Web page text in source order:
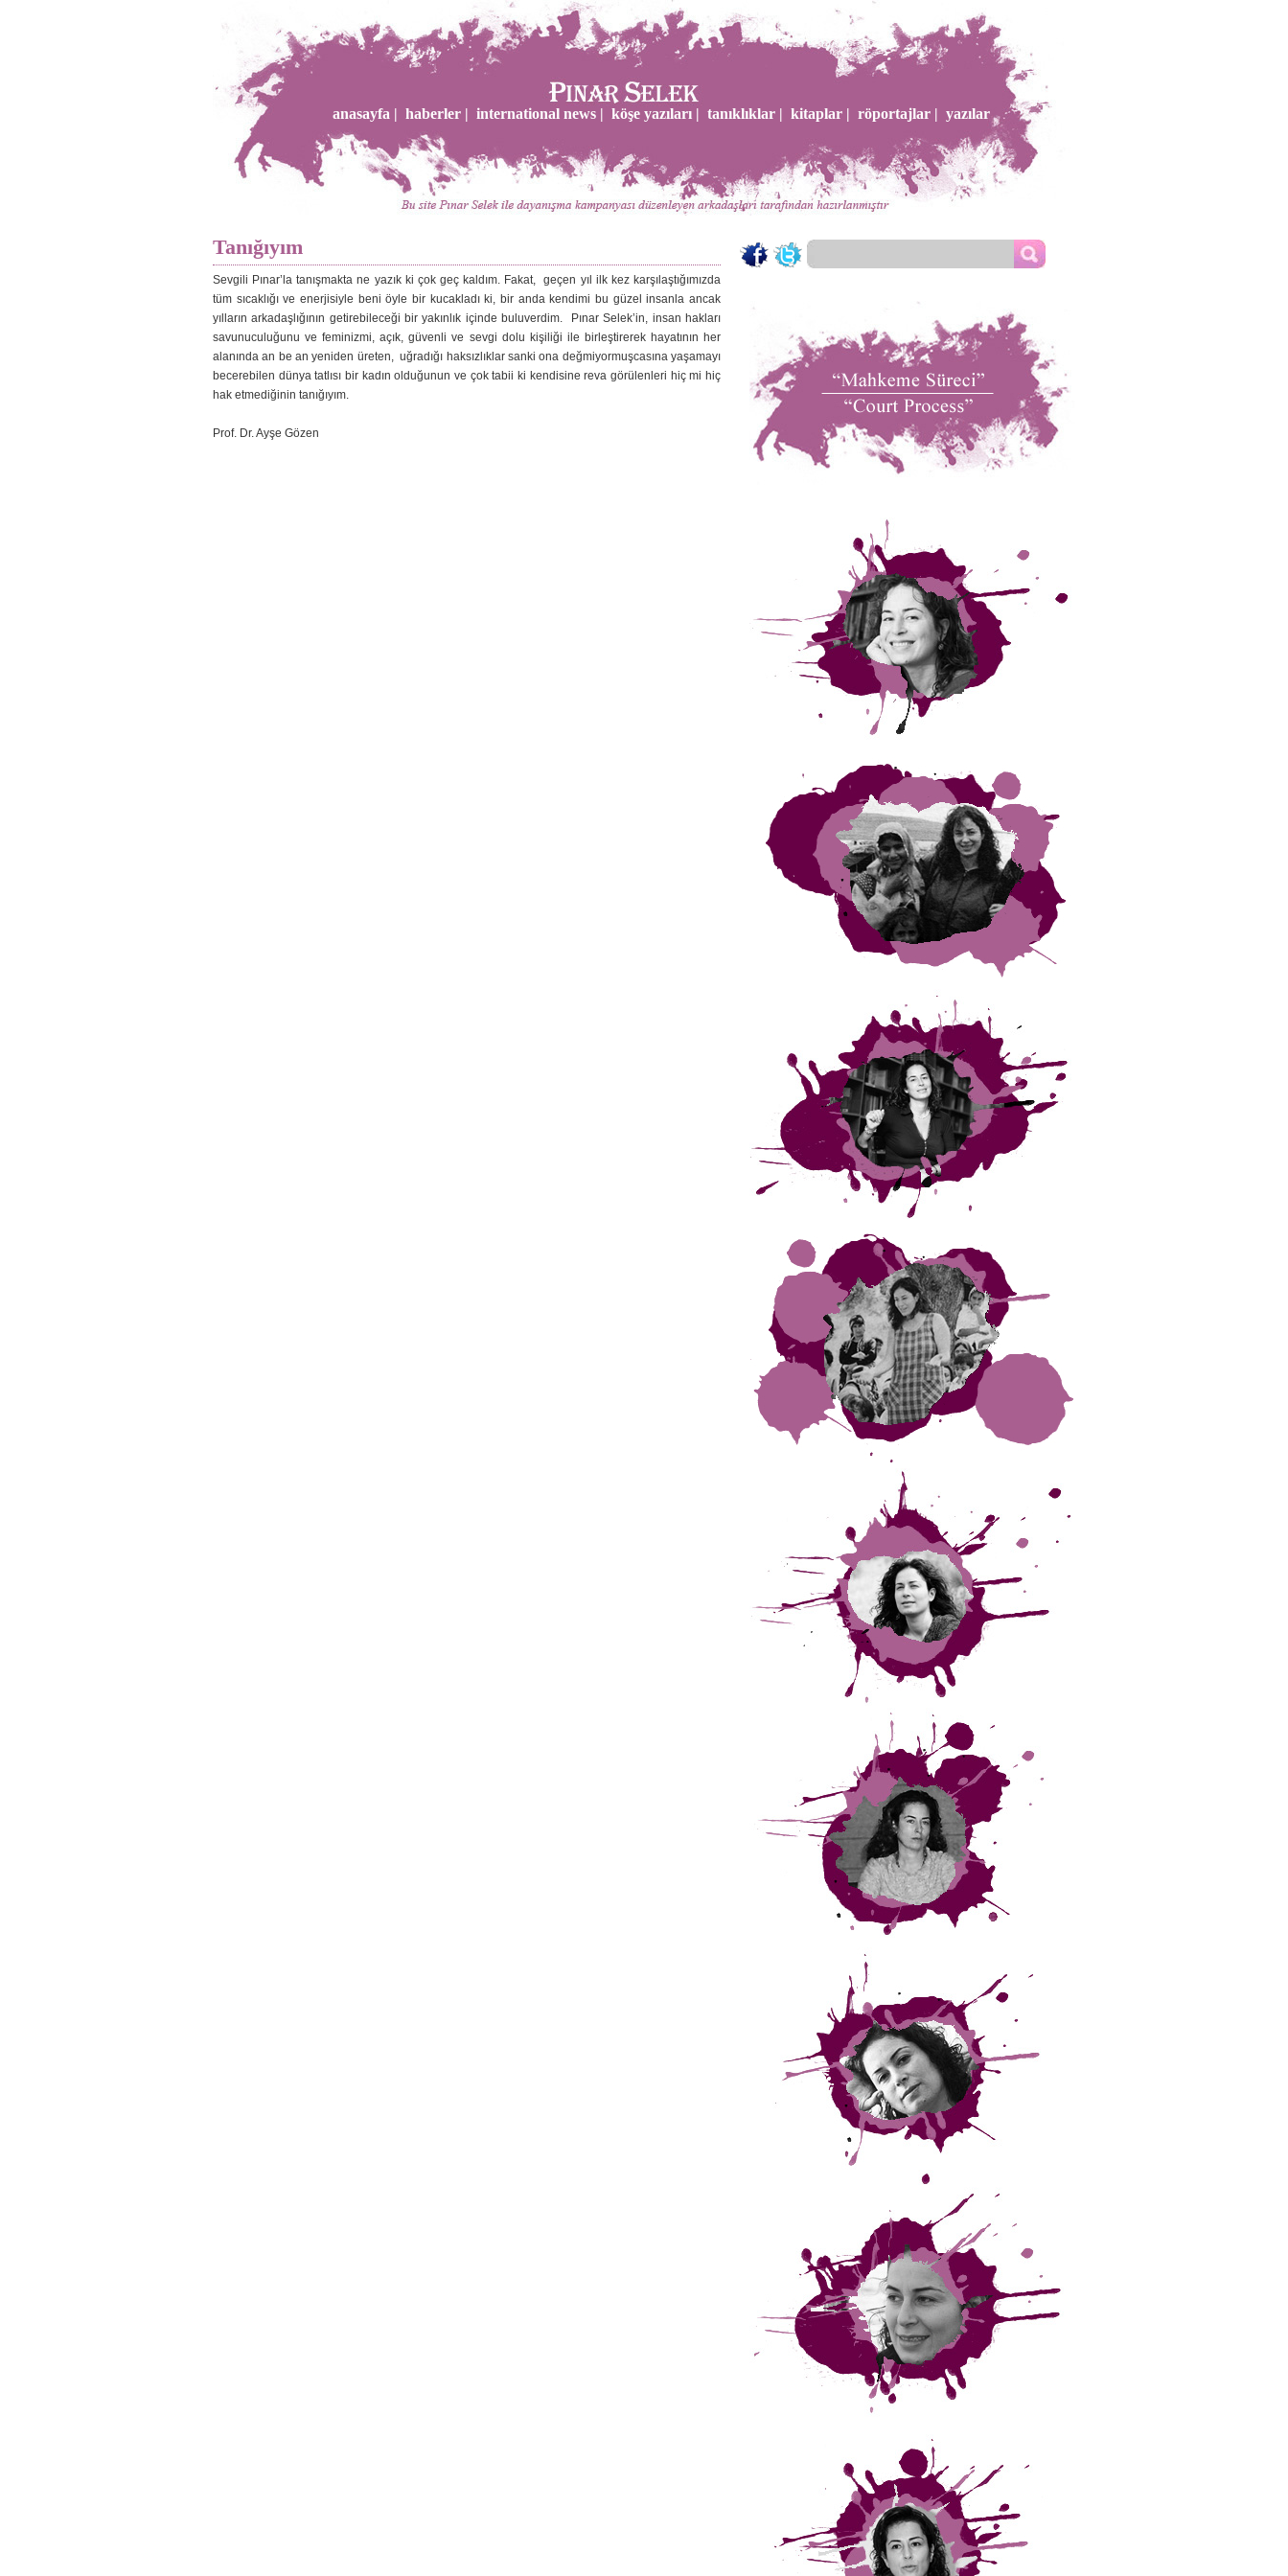
anasayfa | haberler | international news | köşe yazıları | tanıklıklar | kitaplar | röportajlar | yazılar
Tanığıyım
Sevgili Pınar’la tanışmakta ne yazık ki çok geç kaldım. Fakat, geçen yıl ilk kez karşılaştığımızda
tüm sıcaklığı ve enerjisiyle beni öyle bir kucakladı ki, bir anda kendimi bu güzel insanla ancak
yılların arkadaşlığının getirebileceği bir yakınlık içinde buluverdim. Pınar Selek’in, insan hakları
savunuculuğunu ve feminizmi, açık, güvenli ve sevgi dolu kişiliği ile birleştirerek hayatının her
alanında an be an yeniden üreten, uğradığı haksızlıklar sanki ona değmiyormuşcasına yaşamayı
becerebilen dünya tatlısı bir kadın olduğunun ve çok tabii ki kendisine reva görülenleri hiç mi hiç
hak etmediğinin tanığıyım.
Prof. Dr. Ayşe Gözen